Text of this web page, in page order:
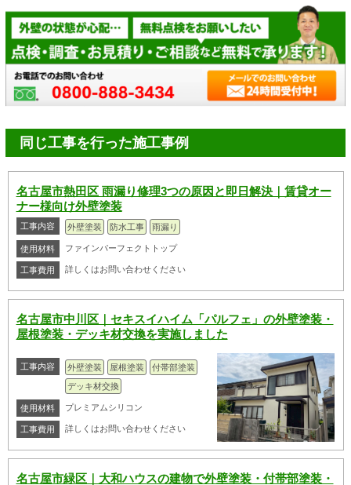
同じ工事を行った施工事例
名古屋市熱田区 雨漏り修理3つの原因と即日解決｜賃貸オー
ナー様向け外壁塗装
工事内容 外壁塗装 防水工事 雨漏り
使用材料 ファインパーフェクトトップ
工事費用 詳しくはお問い合わせください
名古屋市中川区｜セキスイハイム「パルフェ」の外壁塗装・
屋根塗装・デッキ材交換を実施しました
工事内容 外壁塗装 屋根塗装
付帯部塗装
デッキ材交換
使用材料 プレミアムシリコン
工事費用 詳しくはお問い合わせください
名古屋市緑区｜大和ハウスの建物で外壁塗装・付帯部塗装・